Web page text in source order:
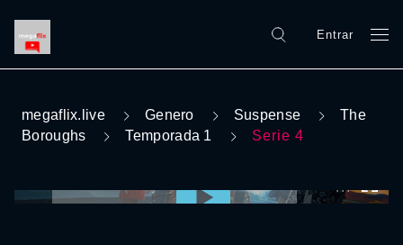
Entrar
megaflix.live Genero Suspense
The
Boroughs
Temporada 1 Serie 4